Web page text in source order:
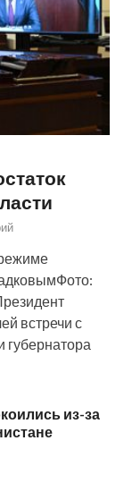
встречи с
из-за